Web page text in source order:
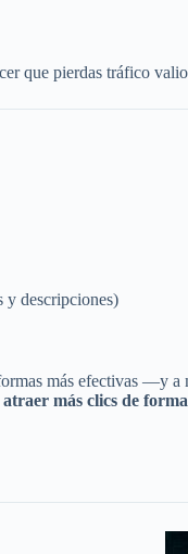
que pierdas tráfico
y descripciones)
más efectivas —y a
más clics de